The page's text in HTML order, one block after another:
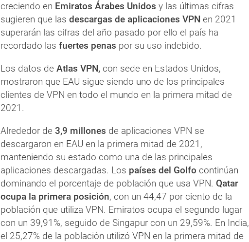
creciendo en Emiratos Árabes Unidos y las últimas cifras
sugieren que las descargas de aplicaciones VPN en 2021
superarán las cifras del año pasado por ello el país ha
recordado las fuertes penas por su uso indebido.
Los datos de Atlas VPN, con sede en Estados Unidos,
mostraron que EAU sigue siendo uno de los principales
clientes de VPN en todo el mundo en la primera mitad de
2021.
Alrededor de 3,9 millones de aplicaciones VPN se
descargaron en EAU en la primera mitad de 2021,
manteniendo su estado como una de las principales
aplicaciones descargadas. Los países del Golfo continúan
dominando el porcentaje de población que usa VPN. Qatar
ocupa la primera posición, con un 44,47 por ciento de la
población que utiliza VPN. Emiratos ocupa el segundo lugar
con un 39,91%, seguido de Singapur con un 29,59%. En India,
el 25,27% de la población utilizó VPN en la primera mitad de